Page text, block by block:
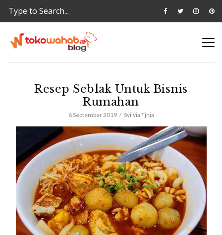
Resep Seblak Untuk Bisnis
Rumahan
6 September 2019 Syilvia Tjhia